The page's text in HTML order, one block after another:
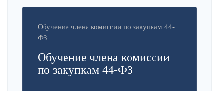
Обучение члена комиссии по закупкам 44-
ФЗ
Обучение члена комиссии
по закупкам 44-ФЗ